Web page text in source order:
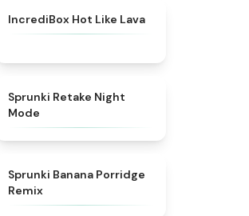
IncrediBox Hot Like Lava
Sprunki Retake Night
Mode
★
Sprunki Banana Porridge
Remix